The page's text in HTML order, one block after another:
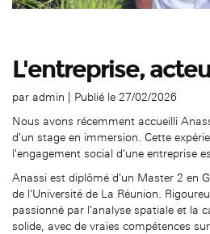
L'entreprise,
par admin
Publié le 27/02/2026
Nous avons récemment accueilli
d'un stage en immersion. Cette
l'engagement social d'une entreprise
Anassi est diplômé d'un Master 2 en
de l'Université de La Réunion.
passionné par l'analyse spatiale et la
solide, avec de vraies compétences